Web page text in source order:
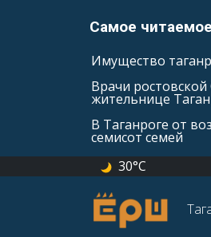
Самое читаемое
Имущество
Врачи
жительнице
В Таганроге от
семисот семей
30°C